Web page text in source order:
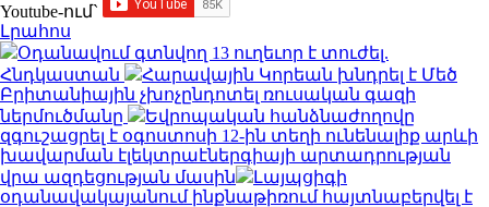
Youtube-ում`
Լրահոս
Օդանավում գտնվող 13 ուղեւոր է տուժել.
Հնդկաստան
Հարավային Կորեան խնդրել է Մեծ
Բրիտանիային չխոչընդոտել ռուսական գազի
ներմուծմանը
Եվրոպական հանձնաժողովը
զգուշացրել է օգոստոսի 12-ին տեղի ունենալիք արևի
խավարման էլեկտրաէներգիայի արտադրության
վրա ազդեցության մասին
Լայպցիգի
օդանավակայանում ինքնաթիռում հայտնաբերվել է